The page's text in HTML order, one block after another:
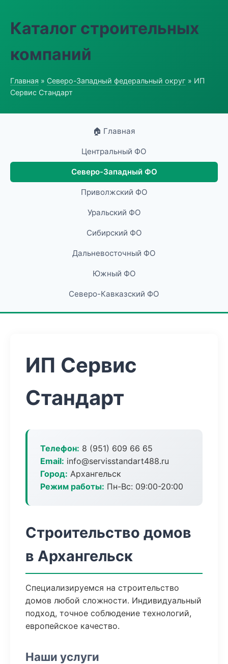
Каталог строительных
компаний
Главная » Северо-Западный федеральный округ » ИП
Сервис Стандарт
🏠 Главная
Центральный ФО
Северо-Западный ФО
Приволжский ФО
Уральский ФО
Сибирский ФО
Дальневосточный ФО
Южный ФО
Северо-Кавказский ФО
ИП Сервис
Стандарт
Телефон: 8 (951) 609 66 65
Email: info@servisstandart488.ru
Город: Архангельск
Режим работы: Пн-Вс: 09:00-20:00
Строительство домов
в Архангельск
Специализируемся на строительство
домов любой сложности. Индивидуальный
подход, точное соблюдение технологий,
европейское качество.
Наши услуги